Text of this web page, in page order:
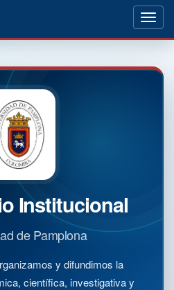
Institucional
de Pamplona
y difundimos la
científica, investigativa y